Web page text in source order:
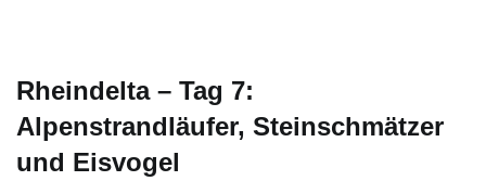
Rheindelta – Tag 7:
Alpenstrandläufer, Steinschmätzer
und Eisvogel